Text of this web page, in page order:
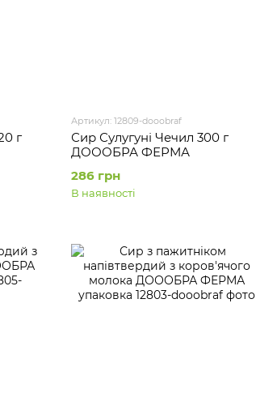
г
Артикул: 12809-dooobraf
Сир Сулугуні Чечил 300 г
ДОООБРА ФЕРМА
286 грн
В наявності